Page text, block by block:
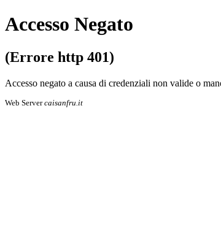
Accesso Negato
(Errore http 401)
Accesso negato a causa di credenziali non valide o
Web Servercaisanfru.it